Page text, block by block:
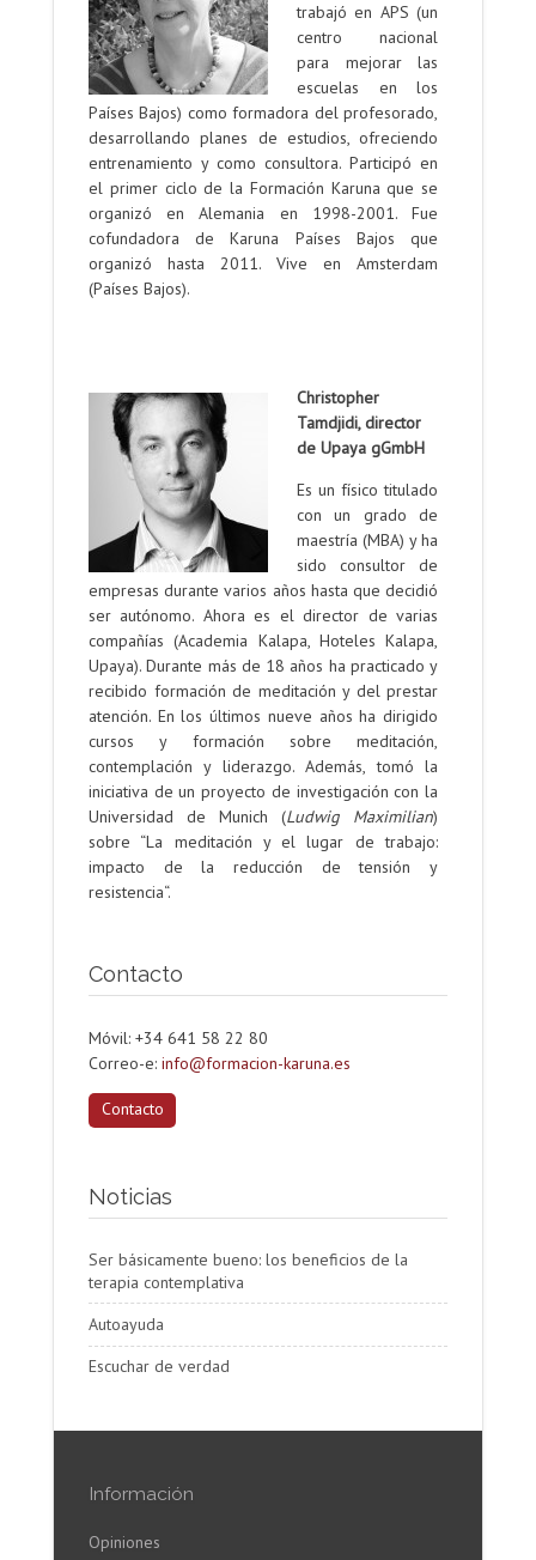
trabajó en APS (un
centro nacional
para mejorar las
escuelas en los
Países Bajos) como formadora del profesorado,
desarrollando planes de estudios, ofreciendo
entrenamiento y como consultora. Participó en
el primer ciclo de la Formación Karuna que se
organizó en Alemania en 1998-2001. Fue
cofundadora de Karuna Países Bajos que
organizó hasta 2011. Vive en Amsterdam
(Países Bajos).
Christopher
Tamdjidi, director
de Upaya gGmbH
Es un físico titulado
con un grado de
maestría (MBA) y ha
sido consultor de
empresas durante varios años hasta que decidió
ser autónomo. Ahora es el director de varias
compañías (Academia Kalapa, Hoteles Kalapa,
Upaya). Durante más de 18 años ha practicado y
recibido formación de meditación y del prestar
atención. En los últimos nueve años ha dirigido
cursos y formación sobre meditación,
contemplación y liderazgo. Además, tomó la
iniciativa de un proyecto de investigación con la
Universidad de Munich (Ludwig Maximilian)
sobre “La meditación y el lugar de trabajo:
impacto de la reducción de tensión y
resistencia“.
Contacto
Móvil: +34 641 58 22 80
Correo-e: info@formacion-karuna.es
Contacto
Noticias
Ser básicamente bueno: los beneficios de la
terapia contemplativa
Autoayuda
Escuchar de verdad
Información
Opiniones